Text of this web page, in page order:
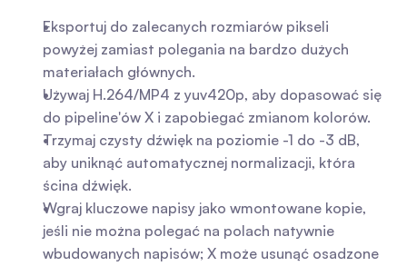
Eksportuj do zalecanych rozmiarów pikseli
powyżej zamiast polegania na bardzo dużych
materiałach głównych.
Używaj H.264/MP4 z yuv420p, aby dopasować się
do pipeline'ów X i zapobiegać zmianom kolorów.
Trzymaj czysty dźwięk na poziomie -1 do -3 dB,
aby uniknąć automatycznej normalizacji, która
ścina dźwięk.
Wgraj kluczowe napisy jako wmontowane kopie,
jeśli nie można polegać na polach natywnie
wbudowanych napisów; X może usunąć osadzone